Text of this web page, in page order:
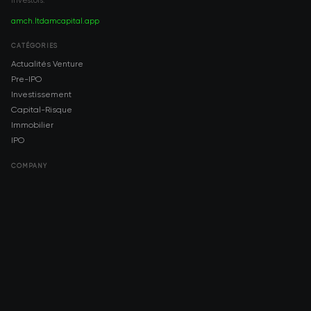
amch.ltdamcapital.app
CATÉGORIES
Actualités Venture
Pre-IPO
Investissement
Capital-Risque
Immobilier
IPO
COMPANY